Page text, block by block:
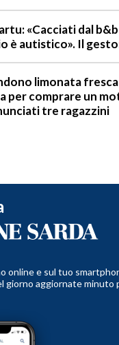
«Cacciati dal
è autistico». Il
limonata
per comprare un
tre ragazzini
online e sul tuo
giorno aggiornate minuto